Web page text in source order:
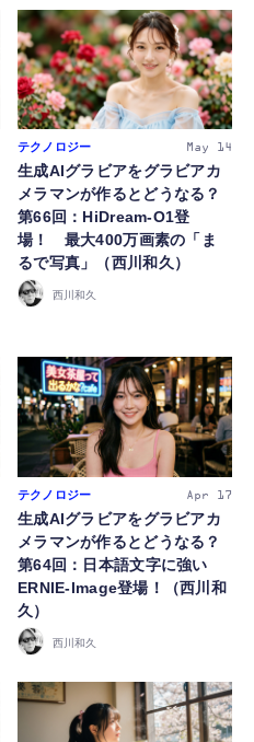
テクノロジー May 14
生成AIグラビアをグラビアカ
メラマンが作るとどうなる？
第66回：HiDream-O1登
場！ 最大400万画素の「ま
るで写真」（西川和久）
西川和久
テクノロジー Apr 17
生成AIグラビアをグラビアカ
メラマンが作るとどうなる？
第64回：日本語文字に強い
ERNIE-Image登場！（西川和
久）
西川和久